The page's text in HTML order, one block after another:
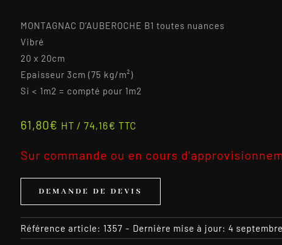
MONTAGNAC D’AUBEROCHE B1 toutes nuances
Vibré
20 x 20cm
Epaisseur 3cm (75 kg/m²)
Si < 1m2 = compté pour 1m2
61,80€ HT / 74,16€ TTC
Sur commande ou en cours
DEMANDE DE DEVIS
Référence article: 1357 - Dernière mise à jour: 4